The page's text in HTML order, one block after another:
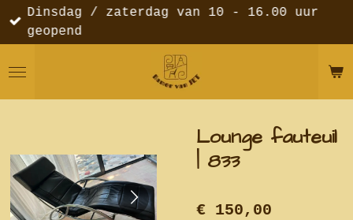
Ga
direct
de
Dinsdag / zaterdag van 10 - 16.00 uur
geopend
Lounge fauteuil
| 833
€ 150,00